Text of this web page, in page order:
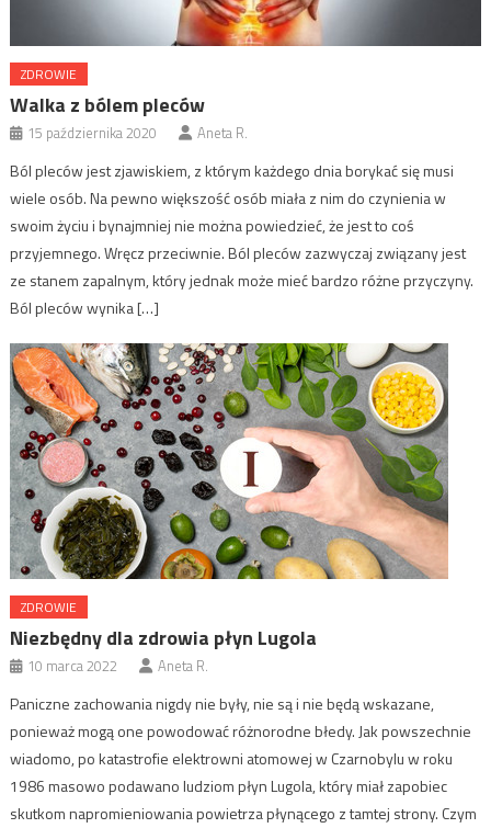
ZDROWIE
Walka z bólem pleców
15 października 2020 Aneta R.
Ból pleców jest zjawiskiem, z którym każdego dnia borykać się musi
wiele osób. Na pewno większość osób miała z nim do czynienia w
swoim życiu i bynajmniej nie można powiedzieć, że jest to coś
przyjemnego. Wręcz przeciwnie. Ból pleców zazwyczaj związany jest
ze stanem zapalnym, który jednak może mieć bardzo różne przyczyny.
Ból pleców wynika […]
ZDROWIE
Niezbędny dla zdrowia płyn Lugola
10 marca 2022 Aneta R.
Paniczne zachowania nigdy nie były, nie są i nie będą wskazane,
ponieważ mogą one powodować różnorodne błedy. Jak powszechnie
wiadomo, po katastrofie elektrowni atomowej w Czarnobylu w roku
1986 masowo podawano ludziom płyn Lugola, który miał zapobiec
skutkom napromieniowania powietrza płynącego z tamtej strony. Czym